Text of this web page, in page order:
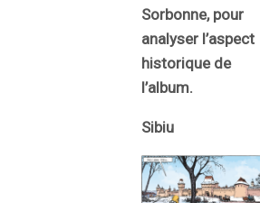
Sorbonne, pour
analyser l’aspect
historique de
l’album.
Sibiu